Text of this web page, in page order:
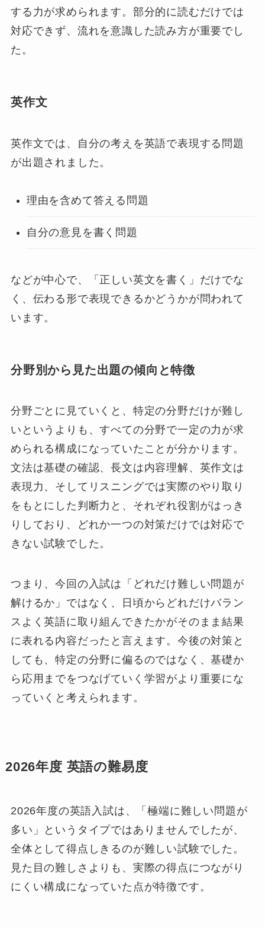
する力が求められます。部分的に読むだけでは
対応できず、流れを意識した読み方が重要でし
た。
英作文
英作文では、自分の考えを英語で表現する問題
が出題されました。
理由を含めて答える問題
自分の意見を書く問題
などが中心で、「正しい英文を書く」だけでな
く、伝わる形で表現できるかどうかが問われて
います。
分野別から見た出題の傾向と特徴
分野ごとに見ていくと、特定の分野だけが難し
いというよりも、すべての分野で一定の力が求
められる構成になっていたことが分かります。
文法は基礎の確認、長文は内容理解、英作文は
表現力、そしてリスニングでは実際のやり取り
をもとにした判断力と、それぞれ役割がはっき
りしており、どれか一つの対策だけでは対応で
きない試験でした。
つまり、今回の入試は「どれだけ難しい問題が
解けるか」ではなく、日頃からどれだけバラン
スよく英語に取り組んできたかがそのまま結果
に表れる内容だったと言えます。今後の対策と
しても、特定の分野に偏るのではなく、基礎か
ら応用までをつなげていく学習がより重要にな
っていくと考えられます。
2026年度 英語の難易度
2026年度の英語入試は、「極端に難しい問題が
多い」というタイプではありませんでしたが、
全体として得点しきるのが難しい試験でした。
見た目の難しさよりも、実際の得点につながり
にくい構成になっていた点が特徴です。